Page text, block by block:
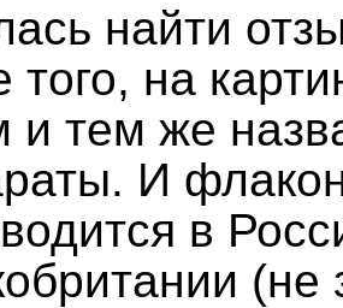
найти
того, на
и тем же
И
в